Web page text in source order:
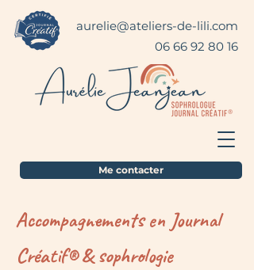
aurelie@ateliers-de-lili.com
06 66 92 80 16
Me contacter
Accompagnements en Journal
Créatif® & sophrologie